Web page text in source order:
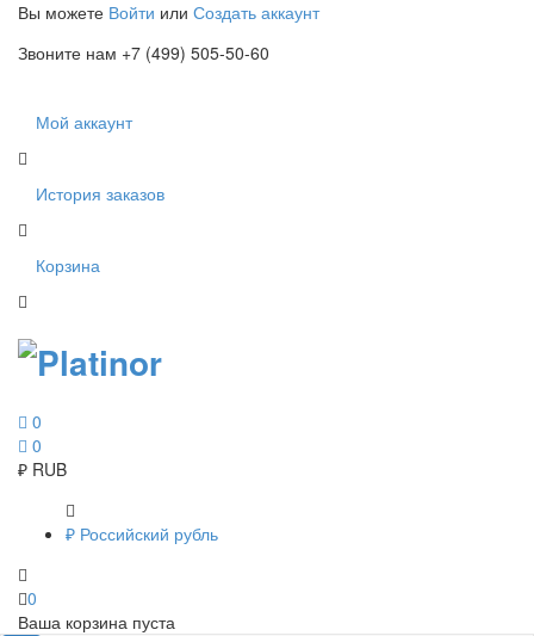
Вы можете Войти или Создать аккаунт
Звоните нам +7 (499) 505-50-60
Мой аккаунт
История заказов
Корзина
0
0
₽ RUB
₽ Российский рубль
0
Ваша корзина пуста